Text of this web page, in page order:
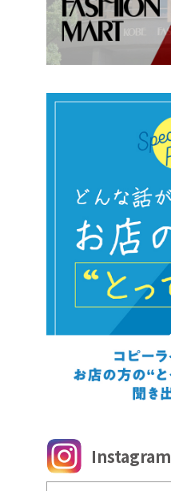
Instagram